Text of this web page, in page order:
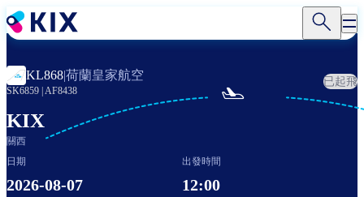
移
至
內
容
KL868|荷蘭皇家航空
SK6859 AF8438
已起飛
KIX
關西

日期
2026-08-07
出發時間
12:00